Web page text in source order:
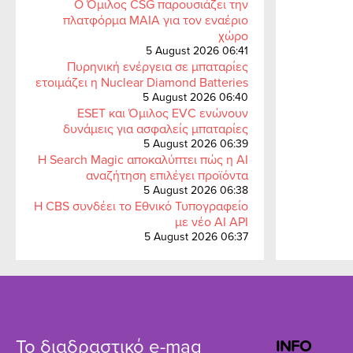
Ο Όμιλος CSG παρουσιάζει την
πλατφόρμα MAIA για τον εναέριο
χώρο
5 August 2026 06:41
Πυρηνική ενέργεια σε μπαταρίες
ετοιμάζει η Nuclear Diamond Batteries
5 August 2026 06:40
ESET και Όμιλος EVC ενώνουν
δυνάμεις για ασφαλείς μπαταρίες
5 August 2026 06:39
Η Search Magic αποκαλύπτει πώς η AI
αναζήτηση επιλέγει προϊόντα
5 August 2026 06:38
Η CBS συνδέει το Εθνικό Τυπογραφείο
με νέο AI API
5 August 2026 06:37
Το διαδραστικό e-mag INFO